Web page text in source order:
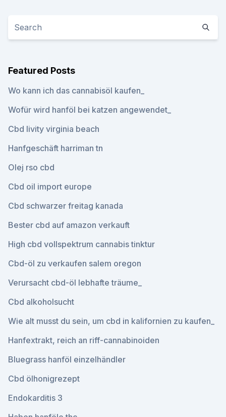
Featured Posts
Wo kann ich das cannabisöl kaufen_
Wofür wird hanföl bei katzen angewendet_
Cbd livity virginia beach
Hanfgeschäft harriman tn
Olej rso cbd
Cbd oil import europe
Cbd schwarzer freitag kanada
Bester cbd auf amazon verkauft
High cbd vollspektrum cannabis tinktur
Cbd-öl zu verkaufen salem oregon
Verursacht cbd-öl lebhafte träume_
Cbd alkoholsucht
Wie alt musst du sein, um cbd in kalifornien zu kaufen_
Hanfextrakt, reich an riff-cannabinoiden
Bluegrass hanföl einzelhändler
Cbd ölhonigrezept
Endokarditis 3